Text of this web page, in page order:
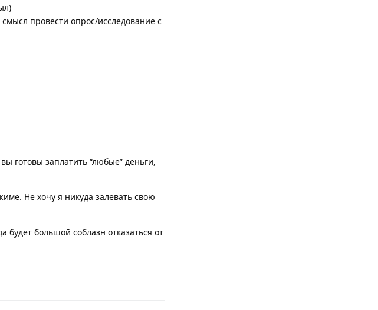
провести опрос/исследование с
готовы заплатить “любые” деньги,
Не хочу я никуда залевать свою
большой соблазн отказаться от